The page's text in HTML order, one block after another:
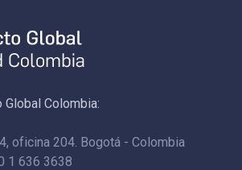
Global Colombia:
oficina 204. Bogotá - Colombia
1 636 3638